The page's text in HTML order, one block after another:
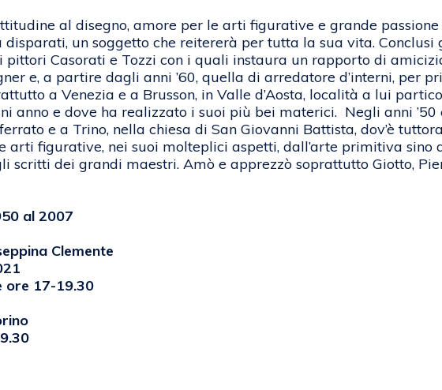
al disegno, amore per le arti figurative e grande passione
un soggetto che reitererà per tutta la sua vita.
Casorati e Tozzi con i quali instaura un rapporto di
e, a partire dagli anni ’60, quella di arredatore d’interni, per
a Venezia e a Brusson, in Valle d’Aosta, località a lui
anno e dove ha realizzato i suoi più bei materici. Negli anni ’50
e a Trino, nella chiesa di San Giovanni Battista, dov’è
arti figurative, nei suoi molteplici aspetti, dall’arte primitiva sino
scritti dei grandi maestri. Amò e apprezzò soprattutto Giotto,
al 2007
Clemente
ore 17-19.30